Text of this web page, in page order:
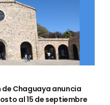
Chaguaya anuncia
al 15 de septiembre